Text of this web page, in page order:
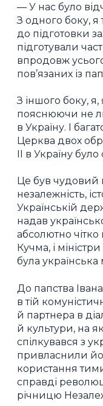
— У нас було
З одного боку, я
до підготовки
підготували
впродовж
пов’язаних із
З іншого боку,
пояснюючи не
в Україну. І
Церква двох
II в Україну
Це був чудовий
незалежність,
Українській
надав
абсолютно
Кучма, і
була українська
До папства
в тій
й партнера в
й культури, на
спілкувався з
привласнили
користання
справді
річницю